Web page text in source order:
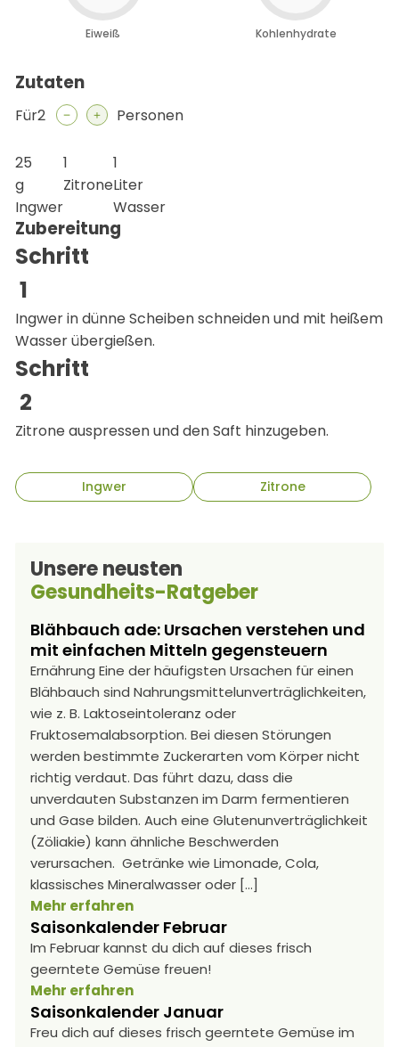
Eiweiß Kohlenhydrate
Zutaten
2 Personen
25
g
Ingwer
1
Zitrone
1
Liter
Wasser
Zubereitung
Schritt
Ingwer in dünne Scheiben schneiden und mit heißem
Wasser übergießen.
Schritt
Zitrone auspressen und den Saft hinzugeben.
Ingwer Zitrone
Unsere neusten
Gesundheits-Ratgeber
Blähbauch ade: Ursachen verstehen und
mit einfachen Mitteln gegensteuern
Ernährung Eine der häufigsten Ursachen für einen
Blähbauch sind Nahrungsmittelunverträglichkeiten,
wie z. B. Laktoseintoleranz oder
Fruktosemalabsorption. Bei diesen Störungen
werden bestimmte Zuckerarten vom Körper nicht
richtig verdaut. Das führt dazu, dass die
unverdauten Substanzen im Darm fermentieren
und Gase bilden. Auch eine Glutenunverträglichkeit
(Zöliakie) kann ähnliche Beschwerden
verursachen. Getränke wie Limonade, Cola,
klassisches Mineralwasser oder […]
Mehr erfahren
Saisonkalender Februar
Im Februar kannst du dich auf dieses frisch
geerntete Gemüse freuen!
Mehr erfahren
Saisonkalender Januar
Freu dich auf dieses frisch geerntete Gemüse im